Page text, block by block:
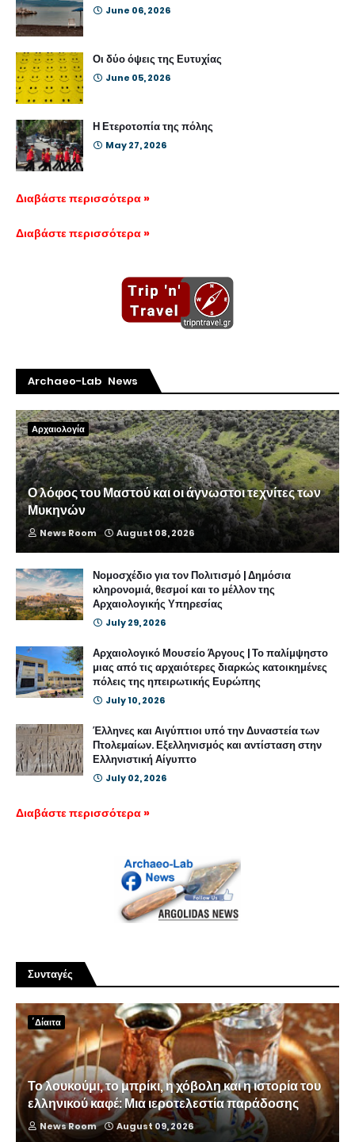
June 06, 2026
Οι δύο όψεις της Ευτυχίας
June 05, 2026
Η Ετεροτοπία της πόλης
May 27, 2026
Διαβάστε περισσότερα »
Διαβάστε περισσότερα »
Archaeo-Lab News
Αρχαιολογία
Ο λόφος του Μαστού και οι άγνωστοι τεχνίτες των
Μυκηνών
News Room August 08, 2026
Νομοσχέδιο για τον Πολιτισμό | Δημόσια
κληρονομιά, θεσμοί και το μέλλον της
Αρχαιολογικής Υπηρεσίας
July 29, 2026
Αρχαιολογικό Μουσείο Άργους | Το παλίμψηστο
μιας από τις αρχαιότερες διαρκώς κατοικημένες
πόλεις της ηπειρωτικής Ευρώπης
July 10, 2026
Έλληνες και Αιγύπτιοι υπό την Δυναστεία των
Πτολεμαίων. Εξελληνισμός και αντίσταση στην
Ελληνιστική Αίγυπτο
July 02, 2026
Διαβάστε περισσότερα »
Συνταγές
΄Δίαιτα
Το λουκούμι, το μπρίκι, η χόβολη και η ιστορία του
ελληνικού καφέ: Μια ιεροτελεστία παράδοσης
News Room August 09, 2026